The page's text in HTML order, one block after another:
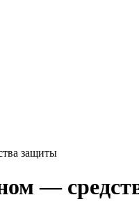
защиты
—